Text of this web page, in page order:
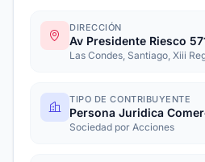
DIRECCIÓN
Av Presidente Riesco
Las Condes, Santiago, Xiii
TIPO DE CONTRIBUYENTE
Persona Juridica
Sociedad por Acciones